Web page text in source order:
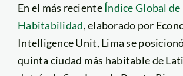
En el más recienteÍndice Global de
Habitabilidad, elaborado por
Intelligence Unit, Lima se
quinta ciudad más habitable de